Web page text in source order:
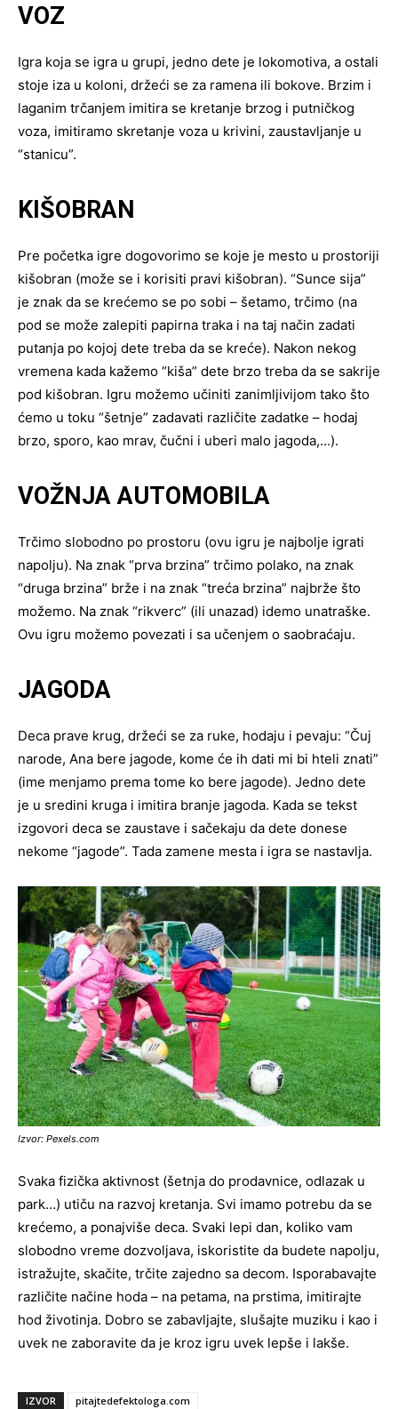
VOZ
Igra koja se igra u grupi, jedno dete je lokomotiva, a ostali
stoje iza u koloni, držeći se za ramena ili bokove. Brzim i
laganim trčanjem imitira se kretanje brzog i putničkog
voza, imitiramo skretanje voza u krivini, zaustavljanje u
“stanicu”.
KIŠOBRAN
Pre početka igre dogovorimo se koje je mesto u prostoriji
kišobran (može se i korisiti pravi kišobran). “Sunce sija”
je znak da se krećemo se po sobi – šetamo, trčimo (na
pod se može zalepiti papirna traka i na taj način zadati
putanja po kojoj dete treba da se kreće). Nakon nekog
vremena kada kažemo “kiša” dete brzo treba da se sakrije
pod kišobran. Igru možemo učiniti zanimljivijom tako što
ćemo u toku “šetnje” zadavati različite zadatke – hodaj
brzo, sporo, kao mrav, čučni i uberi malo jagoda,…).
VOŽNJA AUTOMOBILA
Trčimo slobodno po prostoru (ovu igru je najbolje igrati
napolju). Na znak “prva brzina” trčimo polako, na znak
“druga brzina” brže i na znak “treća brzina” najbrže što
možemo. Na znak “rikverc” (ili unazad) idemo unatraške.
Ovu igru možemo povezati i sa učenjem o saobraćaju.
JAGODA
Deca prave krug, držeći se za ruke, hodaju i pevaju: “Čuj
narode, Ana bere jagode, kome će ih dati mi bi hteli znati”
(ime menjamo prema tome ko bere jagode). Jedno dete
je u sredini kruga i imitira branje jagoda. Kada se tekst
izgovori deca se zaustave i sačekaju da dete donese
nekome “jagode”. Tada zamene mesta i igra se nastavlja.
Izvor: Pexels.com
Svaka fizička aktivnost (šetnja do prodavnice, odlazak u
park…) utiču na razvoj kretanja. Svi imamo potrebu da se
krećemo, a ponajviše deca. Svaki lepi dan, koliko vam
slobodno vreme dozvoljava, iskoristite da budete napolju,
istražujte, skačite, trčite zajedno sa decom. Isporabavajte
različite načine hoda – na petama, na prstima, imitirajte
hod životinja. Dobro se zabavljajte, slušajte muziku i kao i
uvek ne zaboravite da je kroz igru uvek lepše i lakše.
IZVOR
pitajtedefektologa.com